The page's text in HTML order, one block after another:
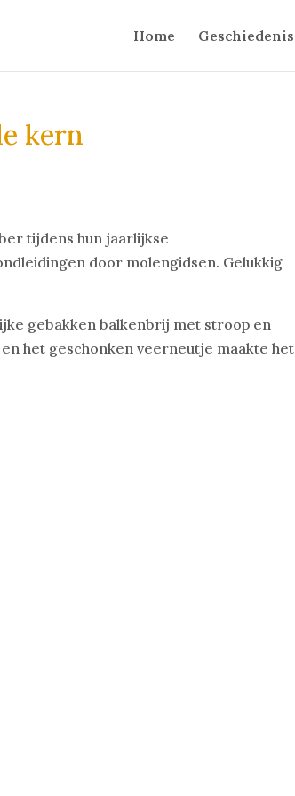
Home Geschiedenis
kern
tijdens hun jaarlijkse
door molengidsen. Gelukkig
gebakken balkenbrij met stroop en
het geschonken veerneutje maakte het